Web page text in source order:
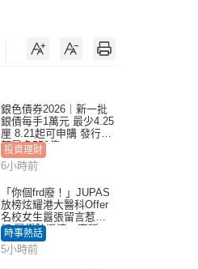
銀色債券2026｜新一批
銀債每手1萬元 最少4.25
厘 8.21起可申購 發行金
額最多550億
投資理財
6小時前
「你個frd廢！」JUPAS
放榜炫耀港大醫科Offer
名校女生囂張留言惹眾
怒 醫學院澄清：宣稱
「40.5分獲錄取」不符事
實｜Juicy叮
時事熱話
5小時前